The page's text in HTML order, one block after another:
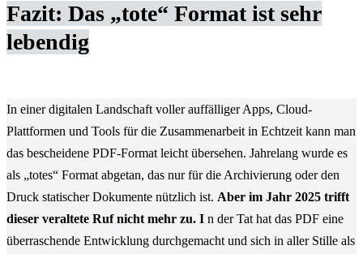
Fazit: Das „tote“ Format ist sehr
lebendig
In einer digitalen Landschaft voller auffälliger Apps, Cloud-
Plattformen und Tools für die Zusammenarbeit in Echtzeit kann man
das bescheidene PDF-Format leicht übersehen. Jahrelang wurde es
als „totes“ Format abgetan, das nur für die Archivierung oder den
Druck statischer Dokumente nützlich ist. Aber im Jahr 2025 trifft
dieser veraltete Ruf nicht mehr zu. I n der Tat hat das PDF eine
überraschende Entwicklung durchgemacht und sich in aller Stille als